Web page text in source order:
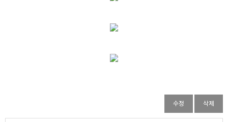
수정 삭제